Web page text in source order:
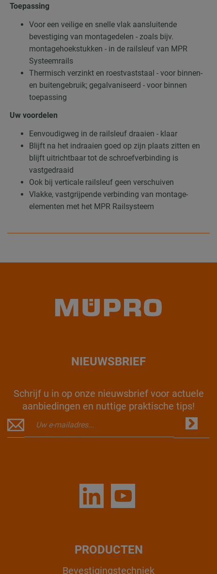
Toepassing
Voor een veilige en snelle vlak aansluitende
bevestiging van montagedelen - zoals bijv.
montagehoekstukken - in de railsleuf van MPR
Systeemrails
Thermisch verzinkt en roestvaststaal - voor binnen-
en buitengebruik; gegalvaniseerd - voor binnen
toepassing
Uw voordelen
Eenvoudigweg in de railsleuf draaien - klaar
Blijft na het indraaien goed op zijn plaats zitten en
blijft uitrichtbaar tot de schroefverbinding is
vastgedraaid
Ook bij verticale railsleuf geen verschuiven
Vlakke, vastgrijpende verbinding van montage-
elementen met het MPR Railsysteem
NIEUWSBRIEF
Schrijf u in op onze nieuwsbrief voor actuele
aanbiedingen en nuttige praktische tips!
PRODUCTEN
Bevestigingstechniek